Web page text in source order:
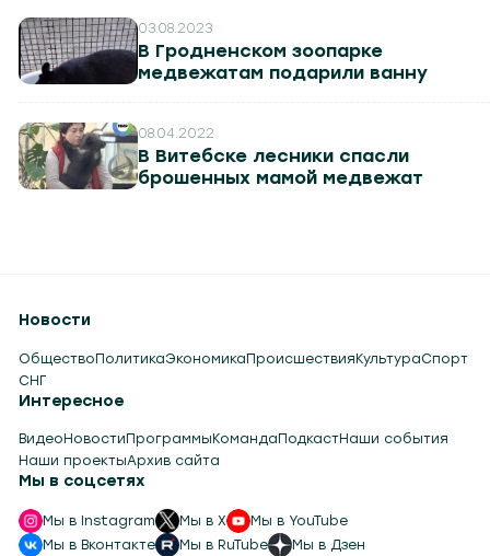
03.08.2023
В Гродненском зоопарке
медвежатам подарили ванну
08.04.2022
В Витебске лесники спасли
брошенных мамой медвежат
Новости
ОбществоПолитикаЭкономикаПроисшествияКультураСпорт
СНГ
Интересное
ВидеоНовостиПрограммыКомандаПодкастНаши события
Наши проектыАрхив сайта
Мы в соцсетях
Мы в Instagram Мы в X
Мы в YouTube
Мы в Вконтакте
Мы в RuTube Мы в Дзен